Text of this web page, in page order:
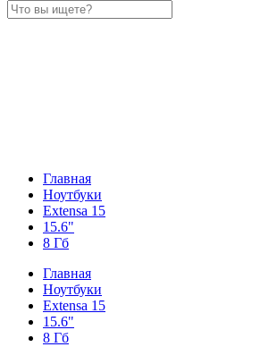
Главная
Ноутбуки
Extensa 15
15.6"
8 Гб
Главная
Ноутбуки
Extensa 15
15.6"
8 Гб